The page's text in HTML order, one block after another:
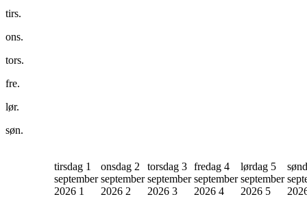
tirs.
ons.
tors.
fre.
lør.
søn.
tirsdag 1
september
2026 1
onsdag 2
september
2026 2
torsdag 3
september
2026 3
fredag 4
september
2026 4
lørdag 5
september
2026 5